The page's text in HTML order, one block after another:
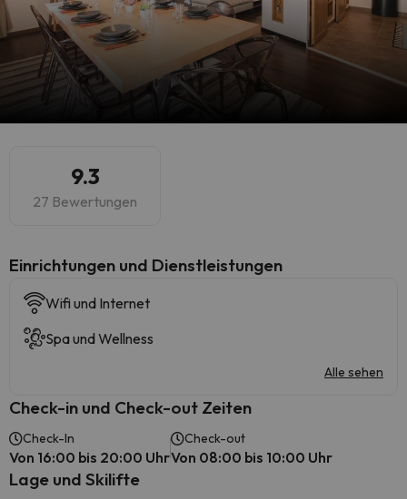
9.3
27 Bewertungen
​Einrichtungen und Dienstleistungen
Wifi und Internet
Spa und Wellness
Alle sehen
Check-in und Check-out Zeiten
Check-In
Von 16:00 bis 20:00 Uhr
Check-out
Von 08:00 bis 10:00 Uhr
Lage und Skilifte